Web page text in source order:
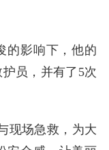
的影响下，他的
员，并有了5次
现场急救，为大